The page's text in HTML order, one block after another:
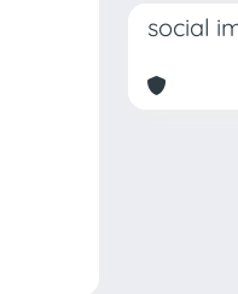
social